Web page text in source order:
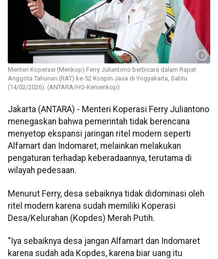
Menteri Koperasi (Menkop) Ferry Juliantono berbicara dalam Rapat
Anggota Tahunan (RAT) ke-52 Kospin Jasa di Yogyakarta, Sabtu
(14/02/2026). (ANTARA/HO-Kemenkop)
Jakarta (ANTARA) - Menteri Koperasi Ferry Juliantono
menegaskan bahwa pemerintah tidak berencana
menyetop ekspansi jaringan ritel modern seperti
Alfamart dan Indomaret, melainkan melakukan
pengaturan terhadap keberadaannya, terutama di
wilayah pedesaan.
Menurut Ferry, desa sebaiknya tidak didominasi oleh
ritel modern karena sudah memiliki Koperasi
Desa/Kelurahan (Kopdes) Merah Putih.
“Iya sebaiknya desa jangan Alfamart dan Indomaret
karena sudah ada Kopdes, karena biar uang itu